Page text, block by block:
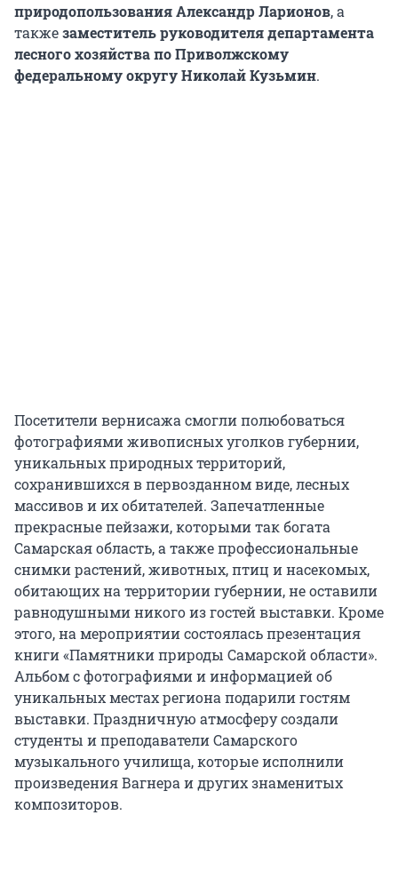
природопользования Александр Ларионов, а
такжезаместитель руководителя департамента
лесного хозяйства по Приволжскому
федеральному округу Николай Кузьмин.
Посетители вернисажа смогли полюбоваться
фотографиями живописных уголков губернии,
уникальных природных территорий,
сохранившихся в первозданном виде, лесных
массивов и их обитателей. Запечатленные
прекрасные пейзажи, которыми так богата
Самарская область, а также профессиональные
снимки растений, животных, птиц и насекомых,
обитающих на территории губернии, не оставили
равнодушными никого из гостей выставки. Кроме
этого, на мероприятии состоялась презентация
книги «Памятники природы Самарской области».
Альбом с фотографиями и информацией об
уникальных местах региона подарили гостям
выставки. Праздничную атмосферу создали
студенты и преподаватели Самарского
музыкального училища, которые исполнили
произведения Вагнера и других знаменитых
композиторов.